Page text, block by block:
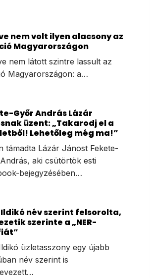
nem volt ilyen alacsony az
Magyarországon
nem látott szintre lassult az
Magyarországon: a…
Győr András Lázár
üzent: „Takarodj el a
Lehetőleg még ma!”
támadta Lázár Jánost Fekete-
aki csütörtök esti
bejegyzésében…
név szerint felsorolta,
szerinte a „NER-
üzletasszony egy újabb
név szerint is